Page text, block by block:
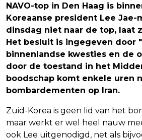
NAVO-top in Den Haag is
Koreaanse president Lee Jae-
dinsdag niet naar de top, laat
Het besluit is ingegeven door
binnenlandse kwesties en de
door de toestand in het
boodschap komt enkele uren
bombardementen op Iran.
Zuid-Korea is geen lid van het
maar werkt er wel heel nauw
ook Lee uitgenodigd, net als